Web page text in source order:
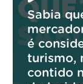
Sabia
é
turismo,
contido